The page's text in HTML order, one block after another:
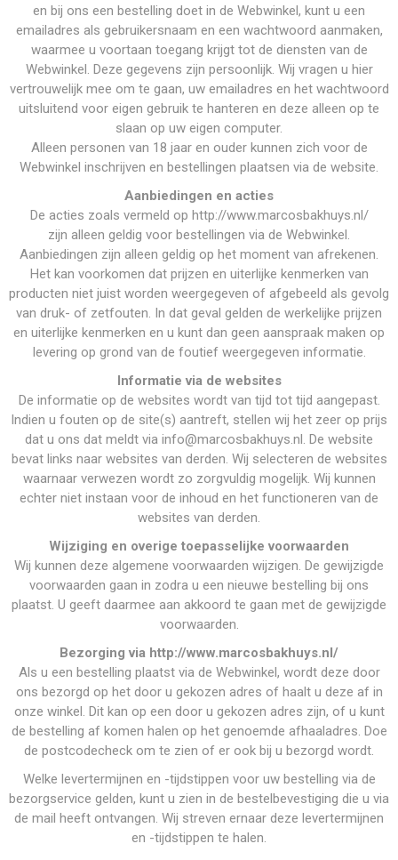
en bij ons een bestelling doet in de Webwinkel, kunt u een
emailadres als gebruikersnaam en een wachtwoord aanmaken,
waarmee u voortaan toegang krijgt tot de diensten van de
Webwinkel. Deze gegevens zijn persoonlijk. Wij vragen u hier
vertrouwelijk mee om te gaan, uw emailadres en het wachtwoord
uitsluitend voor eigen gebruik te hanteren en deze alleen op te
slaan op uw eigen computer.
Alleen personen van 18 jaar en ouder kunnen zich voor de
Webwinkel inschrijven en bestellingen plaatsen via de website.
Aanbiedingen en acties
De acties zoals vermeld op http://www.marcosbakhuys.nl/
zijn alleen geldig voor bestellingen via de Webwinkel.
Aanbiedingen zijn alleen geldig op het moment van afrekenen.
Het kan voorkomen dat prijzen en uiterlijke kenmerken van
producten niet juist worden weergegeven of afgebeeld als gevolg
van druk- of zetfouten. In dat geval gelden de werkelijke prijzen
en uiterlijke kenmerken en u kunt dan geen aanspraak maken op
levering op grond van de foutief weergegeven informatie.
Informatie via de websites
De informatie op de websites wordt van tijd tot tijd aangepast.
Indien u fouten op de site(s) aantreft, stellen wij het zeer op prijs
dat u ons dat meldt via info@marcosbakhuys.nl. De website
bevat links naar websites van derden. Wij selecteren de websites
waarnaar verwezen wordt zo zorgvuldig mogelijk. Wij kunnen
echter niet instaan voor de inhoud en het functioneren van de
websites van derden.
Wijziging en overige toepasselijke voorwaarden
Wij kunnen deze algemene voorwaarden wijzigen. De gewijzigde
voorwaarden gaan in zodra u een nieuwe bestelling bij ons
plaatst. U geeft daarmee aan akkoord te gaan met de gewijzigde
voorwaarden.
Bezorging via http://www.marcosbakhuys.nl/
Als u een bestelling plaatst via de Webwinkel, wordt deze door
ons bezorgd op het door u gekozen adres of haalt u deze af in
onze winkel. Dit kan op een door u gekozen adres zijn, of u kunt
de bestelling af komen halen op het genoemde afhaaladres. Doe
de postcodecheck om te zien of er ook bij u bezorgd wordt.
Welke levertermijnen en -tijdstippen voor uw bestelling via de
bezorgservice gelden, kunt u zien in de bestelbevestiging die u via
de mail heeft ontvangen. Wij streven ernaar deze levertermijnen
en -tijdstippen te halen.